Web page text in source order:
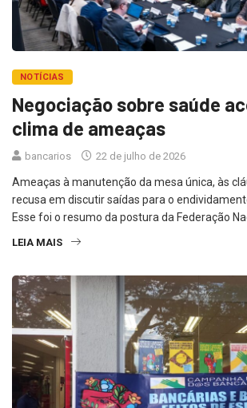
NOTÍCIAS
Negociação sobre saúde
clima de ameaças
bancarios 22 de julho de 2026
Ameaças à manutenção da mesa única, às
recusa em discutir saídas para o
Esse foi o resumo da postura da Federação
LEIA MAIS